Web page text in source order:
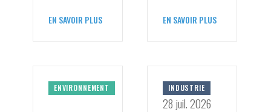
EN SAVOIR PLUS EN SAVOIR PLUS
ENVIRONNEMENT INDUSTRIE
28 juil. 2026